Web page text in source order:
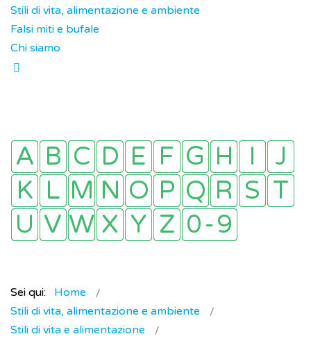
Stili di vita, alimentazione e ambiente
Falsi miti e bufale
Chi siamo
Sei qui:
Home
Stili di vita, alimentazione e ambiente
Stili di vita e alimentazione